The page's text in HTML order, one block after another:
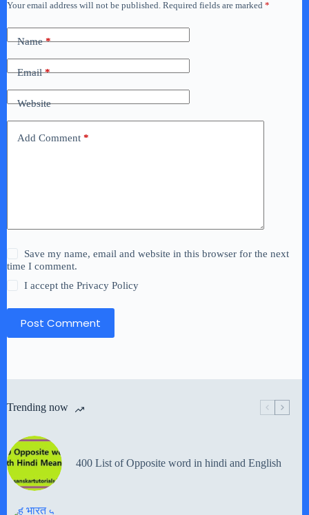
Your email address will not be published. Required fields are marked *
Name*
Email*
Website
Add Comment *
Save my name, email and website in this browser for the next
time I comment.
I accept thePrivacy Policy
Post Comment
Trending now
400 List of Opposite word in hindi and English